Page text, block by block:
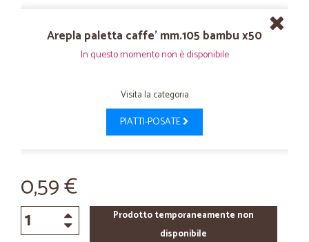
Arepla paletta caffe' mm.105 bambu x50
In questo momento non è disponibile
Visita la categoria
PIATTI-POSATE
0,59 €
Prodotto temporaneamente non
disponibile